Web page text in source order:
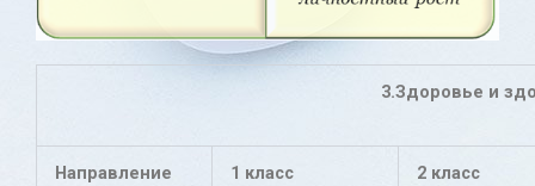
3.Здоровье и
Направление 1 класс 2 класс